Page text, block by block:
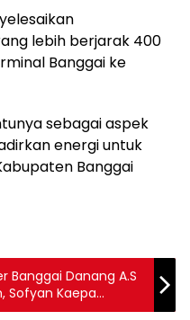
lebih berjarak 400
Banggai ke
sebagai aspek
energi untuk
Banggai
Banggai Danang A.S
Sofyan Kaepa